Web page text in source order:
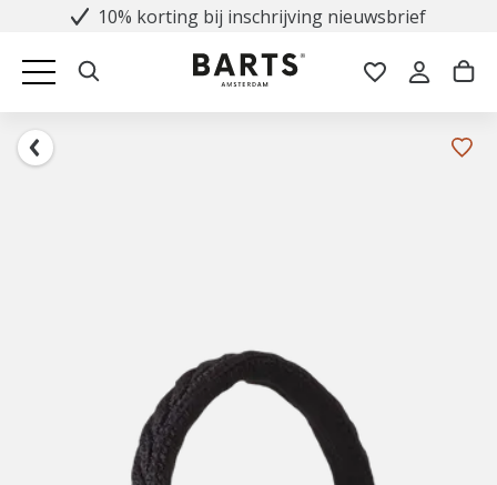
10% korting bij inschrijving nieuwsbrief